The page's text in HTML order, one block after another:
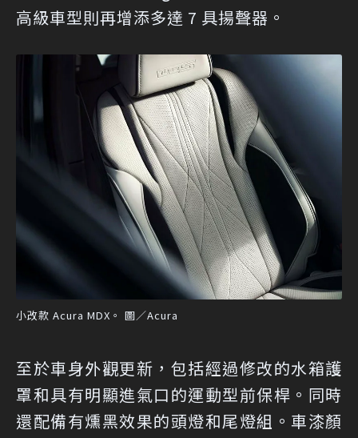
高級車型則再增添多達 7 具揚聲器。
小改款 Acura MDX。 圖／Acura
至於車身外觀更新，包括經過修改的水箱護
罩和具有明顯進氣口的運動型前保桿。同時
還配備有燻黑效果的頭燈和尾燈組。車漆顏